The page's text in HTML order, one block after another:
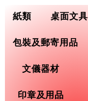
紙類 桌面文具
包裝及郵寄用品
文儀器材
印章及用品